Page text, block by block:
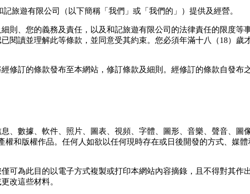
記旅遊有限公司（以下簡稱「我們」或「我們的」）提供及經營。
則、您的義務及責任，以及和記旅遊有限公司的法律責任的限度
閱讀並理解此等條款，並同意受其約束。您必須年滿⼗八（18）
修訂的條款發布⾄本網站，修訂條款及細則。經修訂的條款⾃發布
、數據、軟件、照片、圖表、視頻、字體、圖形、⾳樂、聲⾳、
權和版權作品。任何⼈如欲以任何現時存在或⽇後開發的⽅式、媒
可為此⽬的以電⼦⽅式複製或打印本網站內容摘錄，且不得對其
改這些材料。